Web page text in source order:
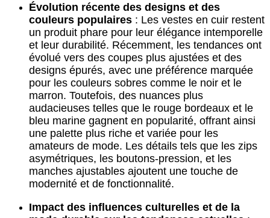
Évolution récente des designs et des
couleurs populaires : Les vestes en cuir restent
un produit phare pour leur élégance intemporelle
et leur durabilité. Récemment, les tendances ont
évolué vers des coupes plus ajustées et des
designs épurés, avec une préférence marquée
pour les couleurs sobres comme le noir et le
marron. Toutefois, des nuances plus
audacieuses telles que le rouge bordeaux et le
bleu marine gagnent en popularité, offrant ainsi
une palette plus riche et variée pour les
amateurs de mode. Les détails tels que les zips
asymétriques, les boutons-pression, et les
manches ajustables ajoutent une touche de
modernité et de fonctionnalité.
Impact des influences culturelles et de la